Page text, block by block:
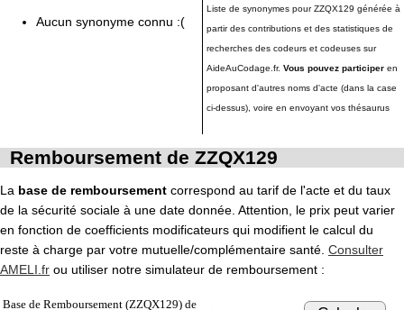
Aucun synonyme connu :(
Liste de synonymes pour ZZQX129 générée à
partir des contributions et des statistiques de
recherches des codeurs et codeuses sur
AideAuCodage.fr. Vous pouvez participer en
proposant d'autres noms d'acte (dans la case
ci-dessus), voire en envoyant vos thésaurus
Remboursement de ZZQX129
La base de remboursement correspond au tarif de l'acte et du taux
de la sécurité sociale à une date donnée. Attention, le prix peut varier
en fonction de coefficients modificateurs qui modifient le calcul du
reste à charge par votre mutuelle/complémentaire santé. Consulter
AMELI.fr ou utiliser notre simulateur de remboursement :
Base de Remboursement (ZZQX129) de